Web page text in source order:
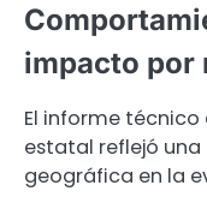
impacto por
El informe
estatal reflejó
geográfica en la